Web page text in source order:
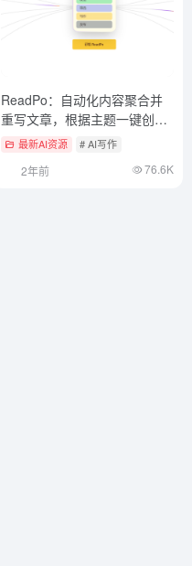
ReadPo：自动化内容聚合并
重写文章，根据主题一键创作
图文最新AI资源 # AI写作
2年前 76.6K